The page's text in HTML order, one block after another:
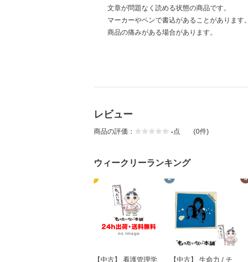
文章が問題なく読める状態の商品です。
マーカーやペンで書込があることがあります。
商品の痛みがある場合があります。
レビュー
商品の評価： -点 (0件)
ウィークリーランキング
1
【中古】 看護管理学
2
【中古】 生命力 / チ
3